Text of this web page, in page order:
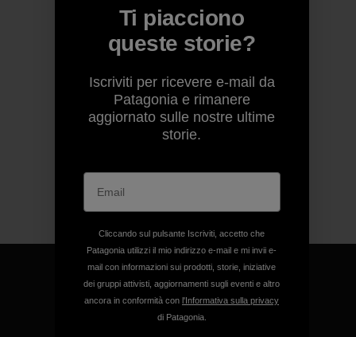
Ti piacciono
queste storie?
Iscriviti per ricevere e-mail da
Patagonia e rimanere
aggiornato sulle nostre ultime
storie.
Cliccando sul pulsante Iscriviti, accetto che
Patagonia utilizzi il mio indirizzo e-mail e mi invii e-
mail con informazioni sui prodotti, storie, iniziative
dei gruppi attivisti, aggiornamenti sugli eventi e altro
ancora in conformità con l'Informativa sulla privacy
di Patagonia.